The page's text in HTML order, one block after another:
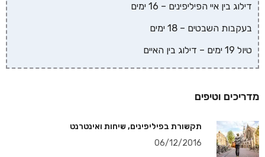
דילוג בין איי הפיליפינים – 16 ימים
בעקבות השבטים – 18 ימים
טיול 19 ימים – דילוג בין האיים
מדריכים וטיפים
תקשורת בפיליפינים, שיחות ואינטרנט
06/12/2016